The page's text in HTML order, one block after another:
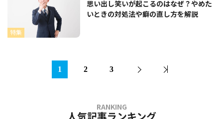
特集
思い出し笑いが起こるのはなぜ？やめた
いときの対処法や癖の直し方を解説
1 2 3